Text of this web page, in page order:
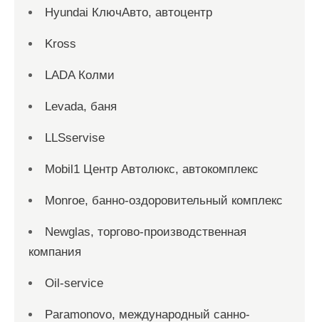
Hyundai КлючАвто, автоцентр
Kross
LADA Колми
Levada, баня
LLSservise
Mobil1 Центр Автолюкс, автокомплекс
Monroe, банно-оздоровительный комплекс
Newglas, торгово-производственная
компания
Oil-service
Paramonovo, международный санно-